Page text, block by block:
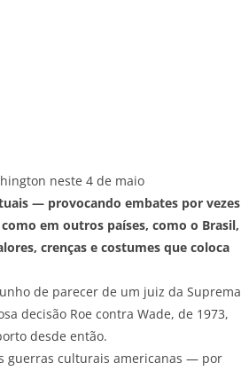
neste 4 de maio
— provocando embates por vezes
em outros países, como o Brasil,
crenças e costumes que coloca
de parecer de um juiz da Suprema
decisão Roe contra Wade, de 1973,
desde então.
guerras culturais americanas — por